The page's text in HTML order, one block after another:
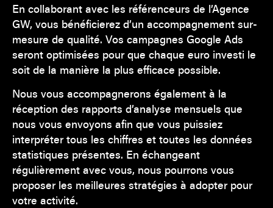
En collaborant avec les référenceurs de l’Agence
GW, vous bénéficierez d’un accompagnement sur-
mesure de qualité. Vos campagnes Google Ads
seront optimisées pour que chaque euro investi le
soit de la manière la plus efficace possible.
Nous vous accompagnerons également à la
réception des rapports d’analyse mensuels que
nous vous envoyons afin que vous puissiez
interpréter tous les chiffres et toutes les données
statistiques présentes. En échangeant
régulièrement avec vous, nous pourrons vous
proposer les meilleures stratégies à adopter pour
votre activité.